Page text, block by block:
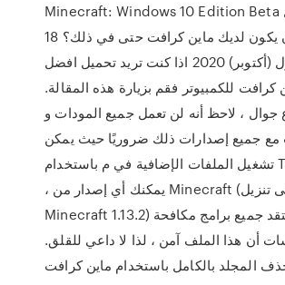
Minecraft: Windows 10 Edition Beta الآن لديه هل
هو مستعد أن يكون لديك ماين كرافت حتى في ذلك؟ 18
تشرين الأول (أكتوبر) 2020 اذا كنت تريد تحميل افضل
للكمبيوتر فقم بزيارة هذه المقالة.
جوال ، لاحظ أنه لن تعمل جميع المودات و
مع جميع إصدارات ذلك ضروريًا حيث يمكن
تشغيل الملفات الإضافية في م باستخدام TL Launcher
، يمكنك أي إصدار من Minecraft (حتى تنزيل
Minecraft 1.13.2) تعتقد جميع برامج مكافحة
أن هذا الملف آمن ، لذا لا داعي للقلق.
المجلد بالكامل باستخدام ماين كرافت